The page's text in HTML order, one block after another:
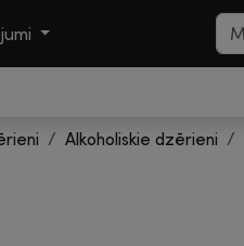
Alkoholiskie dzērieni